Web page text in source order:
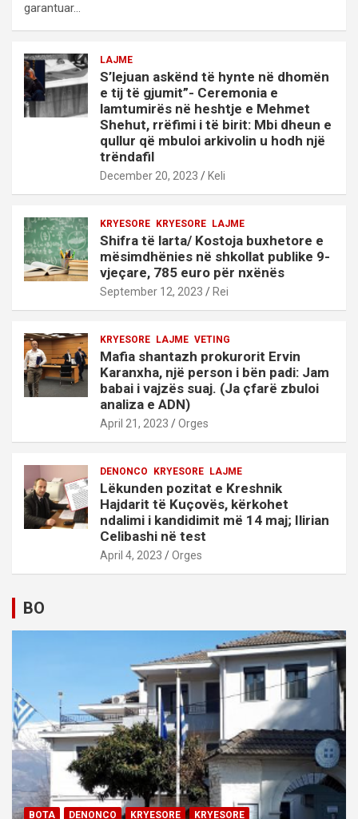
garantuar…
LAJME
S’lejuan askënd të hynte në dhomën
e tij të gjumit”- Ceremonia e
lamtumirës në heshtje e Mehmet
Shehut, rrëfimi i të birit: Mbi dheun e
qullur që mbuloi arkivolin u hodh një
trëndafil
December 20, 2023 Keli
KRYESORE KRYESORE LAJME
Shifra të larta/ Kostoja buxhetore e
mësimdhënies në shkollat publike 9-
vjeçare, 785 euro për nxënës
September 12, 2023 Rei
KRYESORE LAJME VETING
Mafia shantazh prokurorit Ervin
Karanxha, një person i bën padi: Jam
babai i vajzës suaj. (Ja çfarë zbuloi
analiza e ADN)
April 21, 2023 Orges
DENONCO KRYESORE LAJME
Lëkunden pozitat e Kreshnik
Hajdarit të Kuçovës, kërkohet
ndalimi i kandidimit më 14 maj; Ilirian
Celibashi në test
April 4, 2023 Orges
BO
BOTA DENONCO KRYESORE KRYESORE